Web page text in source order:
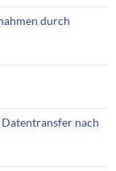
durch
nach